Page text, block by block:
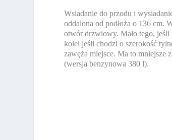
Wsiadanie do przodu i
oddalona od podłoża o 136 cm.
otwór drzwiowy. Mało tego, jeśli
kolei jeśli chodzi o szerokość
zawęża miejsce. Ma to mniejsze
(wersja benzynowa 380 l).